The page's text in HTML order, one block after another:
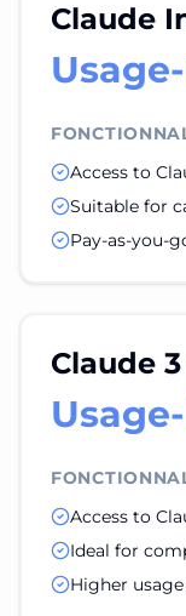
Claude
Access to
Suitable for
Pay-as-you-
Claude
Access to
Ideal for
Higher